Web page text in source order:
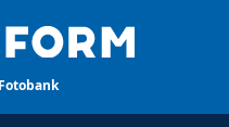
Fotobank